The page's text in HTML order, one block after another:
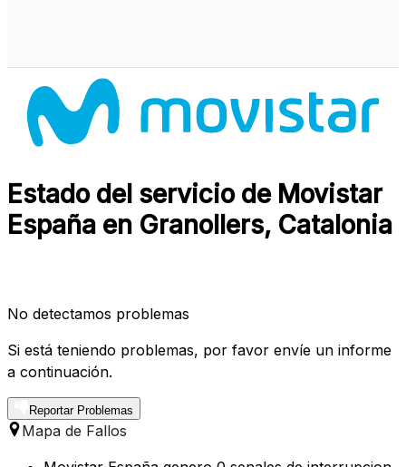
Estado del servicio de Movistar
España en Granollers, Catalonia
No detectamos problemas
Si está teniendo problemas, por favor envíe un informe
a continuación.
Reportar Problemas
Mapa de Fallos